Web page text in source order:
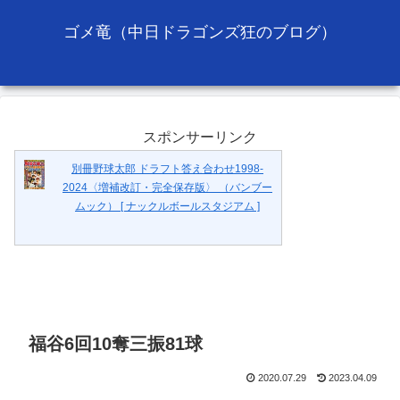
ゴメ竜（中日ドラゴンズ狂のブログ）
スポンサーリンク
別冊野球太郎 ドラフト答え合わせ1998-
2024〈増補改訂・完全保存版〉 （バンブー
ムック） [ ナックルボールスタジアム ]
福谷6回10奪三振81球
2020.07.29 2023.04.09